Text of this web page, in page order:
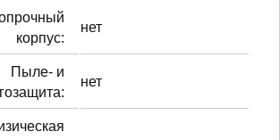
корпус:
нет
Пыле- и
нет